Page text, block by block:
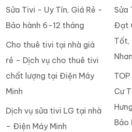
Sửa Tivi - Uy Tín, Giá Rẻ -
Bảo hành 6-12 tháng
Cho thuê tivi tại nhà giá
rẻ – Dịch vụ cho thuê tivi
chất lượng tại Điện Máy
Minh
Dịch vụ sửa tivi LG tại nhà
– Điện Máy Minh
Sửa
Đạt
Tốt,
Cư
Bảo